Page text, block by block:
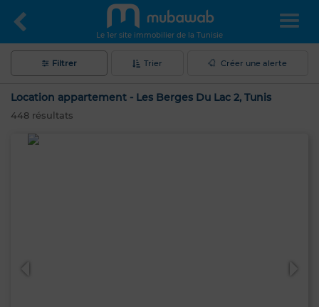
Le 1er site immobilier de la Tunisie
Filtrer Trier Créer une alerte
Location appartement - Les Berges Du Lac 2, Tunis
448 résultats